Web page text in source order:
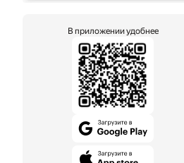
В приложении удобнее